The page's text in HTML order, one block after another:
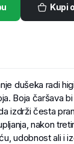
Kupi
dušeka radi
Boja čaršava
izdrži česta
nakon
udobnost ali i